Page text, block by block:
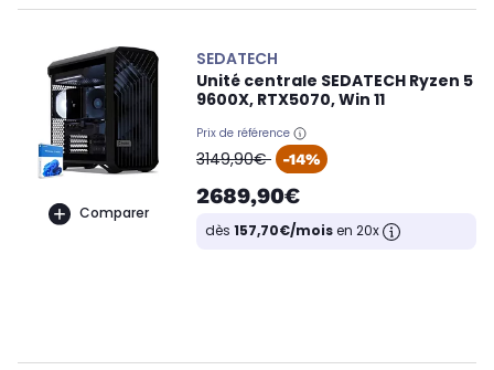
Comparer
SEDATECH
Unité centrale SEDATECH Ryzen 5
9600X, RTX5070, Win 11
Prix de référence
oldPrice
3149,90€ -14%
2689,90€
dès 157,70€/moisen 20x